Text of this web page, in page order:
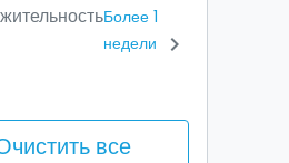
Более 1
недели
chevron_right
все